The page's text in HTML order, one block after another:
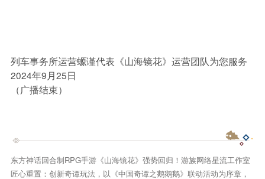
列车事务所运营螈谨代表《山海镜花》运营团队为您服务
2024年9月25日
（广播结束）
东方神话回合制RPG手游《山海镜花》强势回归！游族网络星流工作室
匠心重置：创新奇谭玩法，以《中国奇谭之鹅鹅鹅》联动活动为序章，